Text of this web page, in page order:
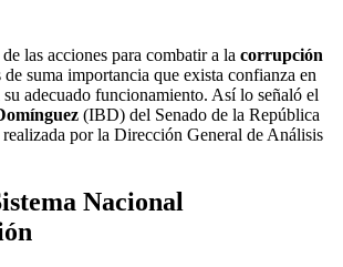
las acciones para combatir a la corrupción
de suma importancia que exista confianza en
adecuado funcionamiento. Así lo señaló el
(IBD) del Senado de la República
por la Dirección General de Análisis
Nacional